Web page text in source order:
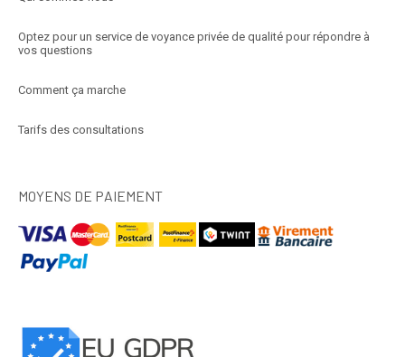
Optez pour un service de voyance privée de qualité pour répondre à
vos questions
Comment ça marche
Tarifs des consultations
MOYENS DE PAIEMENT